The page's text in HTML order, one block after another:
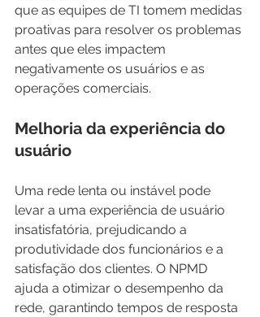
que as equipes de TI tomem medidas
proativas para resolver os problemas
antes que eles impactem
negativamente os usuários e as
operações comerciais.
Melhoria da experiência do
usuário
Uma rede lenta ou instável pode
levar a uma experiência de usuário
insatisfatória, prejudicando a
produtividade dos funcionários e a
satisfação dos clientes. O NPMD
ajuda a otimizar o desempenho da
rede, garantindo tempos de resposta